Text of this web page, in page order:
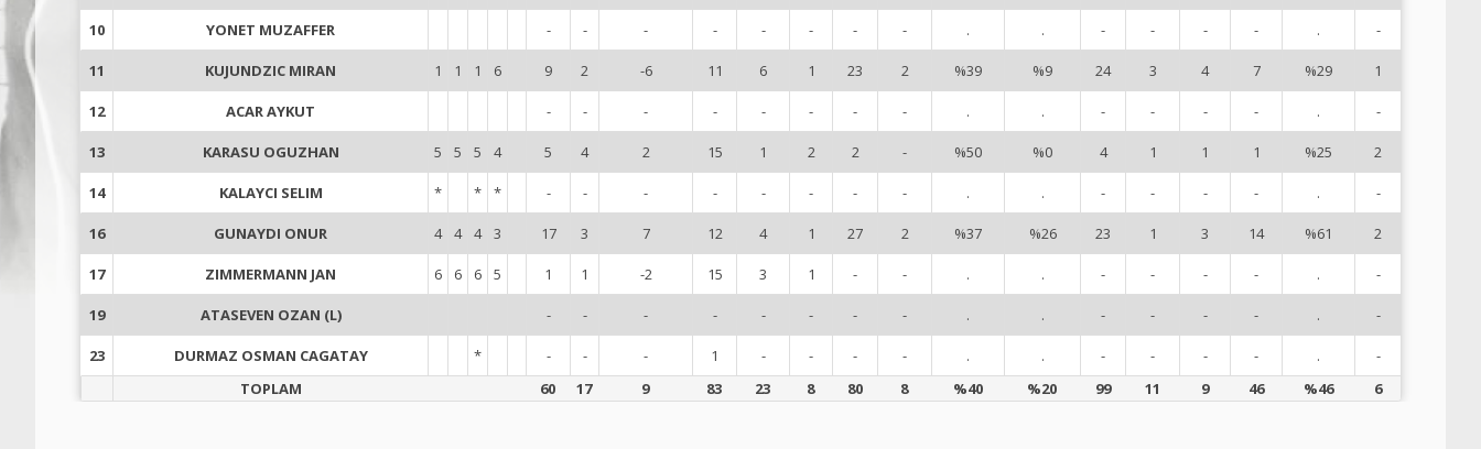
10 YONET MUZAFFER - - - - - - - - . . - - - - . -
11 KUJUNDZIC MIRAN 1 1 1 6 9 2 -6 11 6 1 23 2 %39 %9 24 3 4 7 %29 1
12 ACAR AYKUT - - - - - - - - . . - - - - . -
13 KARASU OGUZHAN 5 5 5 4 5 4 2 15 1 2 2 - %50 %0 4 1 1 1 %25 2
14 KALAYCI SELIM * * * - - - - - - - - . . - - - - . -
16 GUNAYDI ONUR 4 4 4 3 17 3 7 12 4 1 27 2 %37 %26 23 1 3 14 %61 2
17 ZIMMERMANN JAN 6 6 6 5 1 1 -2 15 3 1 - - . . - - - - . -
19 ATASEVEN OZAN (L) - - - - - - - - . . - - - - . -
23 DURMAZ OSMAN CAGATAY * - - - 1 - - - - . . - - - - .
-
TOPLAM
60 17 9 83 23 8 80 8 %40 %20 99 11 9 46 %46 6